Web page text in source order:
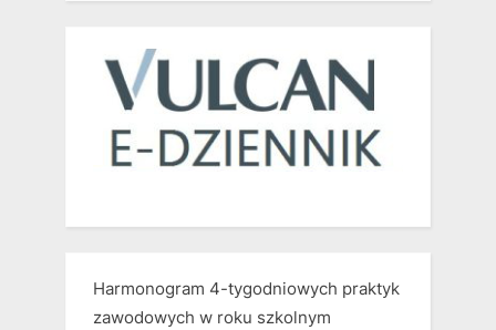
Harmonogram 4-tygodniowych praktyk
zawodowych w roku szkolnym